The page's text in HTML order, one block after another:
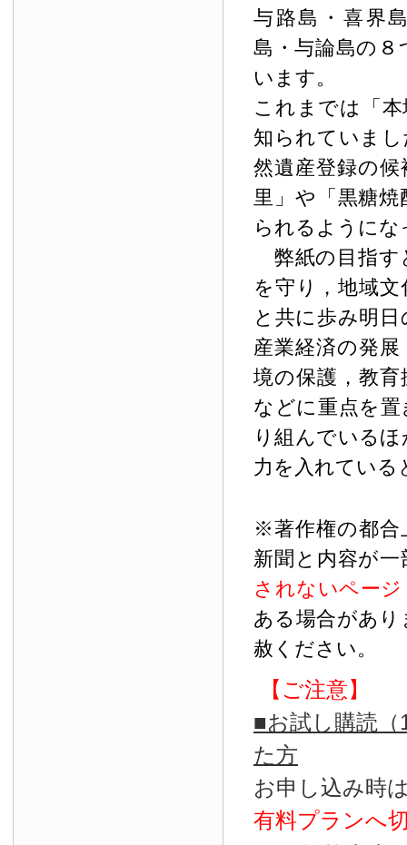
与路島・喜界
島・与論島の
います。
これまでは「
知られていま
然遺産登録の
里」や「黒糖
られるように
弊紙の目指す
を守り，地域
と共に歩み明
産業経済の発
境の保護，教
などに重点を
り組んでいる
力を入れている
※著作権の都合
新聞と内容が
されないペー
ある場合があ
赦ください。
【ご注意】
■お試し購読
た方
お申し込み時
有料プランへ